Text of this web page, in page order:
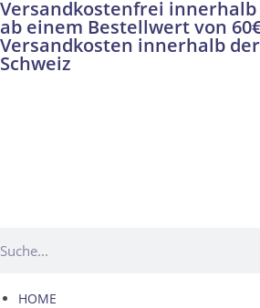
Versandkostenfrei
ab einem Bestellwert von
Versandkosten innerhalb der
Schweiz
HOME